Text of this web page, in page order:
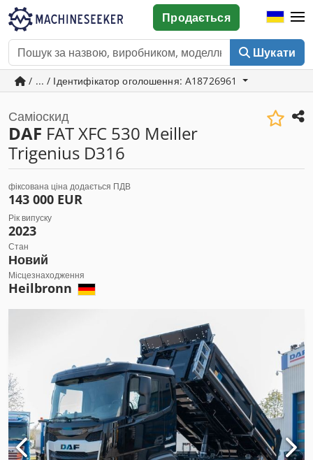
Шукати
Продається
/ ... / Ідентифікатор оголошення: A18726961
Саміоскид
DAF FAT XFC 530 Meiller
Trigenius D316
фіксована ціна додається ПДВ
143 000 EUR
Рік випуску
2023
Стан
Новий
Місцезнаходження
Heilbronn